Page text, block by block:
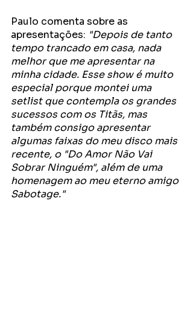
Paulo comenta sobre as
apresentações: "Depois de tanto
tempo trancado em casa, nada
melhor que me apresentar na
minha cidade. Esse show é muito
especial porque montei uma
setlist que contempla os grandes
sucessos com os Titãs, mas
também consigo apresentar
algumas faixas do meu disco mais
recente, o "Do Amor Não Vai
Sobrar Ninguém", além de uma
homenagem ao meu eterno amigo
Sabotage."